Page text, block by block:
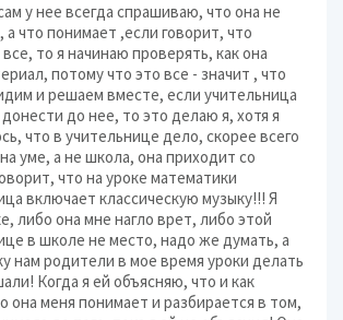
у нее всегда спрашиваю, что она не
а что понимает ,если говорит, что
то я начинаю проверять, как она
потому что это все - значит , что
и решаем вместе, если учительница
до нее, то это делаю я, хотя я
что в учительнице дело, скорее всего
уме, а не школа, она приходит со
что на уроке математики
включает классическую музыку!!! Я
либо она мне нагло врет, либо этой
в школе не место, надо же думать, а
нам родители в мое время уроки делать
Когда я ей объясняю, что и как
она меня понимает и разбирается в том,